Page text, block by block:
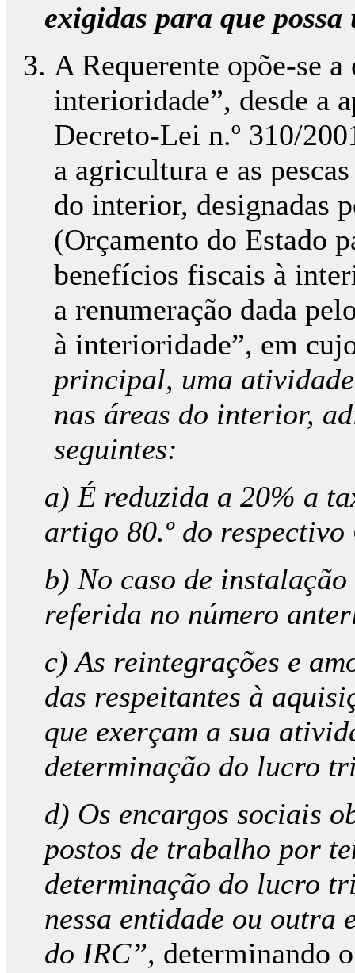
exigidas para que
A Requerente opõe-se
interioridade”, desde a
Decreto-Lei n.º 310/
a agricultura e as
do interior, designadas
(Orçamento do Estado
benefícios fiscais à
a renumeração dada
à interioridade”, em
principal, uma
nas áreas do interior,
seguintes:
a) É reduzida a 20% a
artigo 80.º do
b) No caso de
referida no número
c) As reintegrações e
das respeitantes à
que exerçam a sua
determinação do lucro
d) Os encargos sociais
postos de trabalho por
determinação do lucro
nessa entidade ou outra
do IRC”, determinando